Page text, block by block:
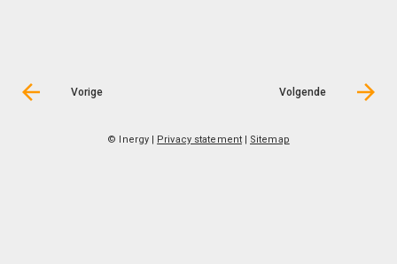
Vorige Volgende
© Inergy | Privacy statement| Sitemap